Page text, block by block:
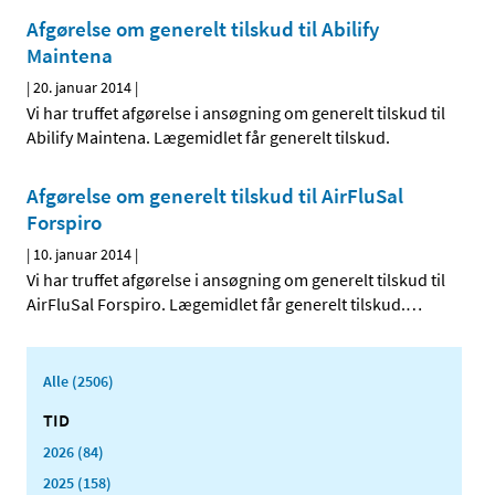
Afgørelse om generelt tilskud til Abilify
Maintena
|20. januar 2014 |
Vi har truffet afgørelse i ansøgning om generelt tilskud til
Abilify Maintena. Lægemidlet får generelt tilskud.
Afgørelse om generelt tilskud til AirFluSal
Forspiro
| 10. januar 2014 |
Vi har truffet afgørelse i ansøgning om generelt tilskud til
AirFluSal Forspiro. Lægemidlet får generelt tilskud.…
Alle (2506)
TID
2026 (84)
2025 (158)